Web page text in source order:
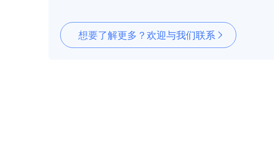
想要了解更多？欢迎与我们联系